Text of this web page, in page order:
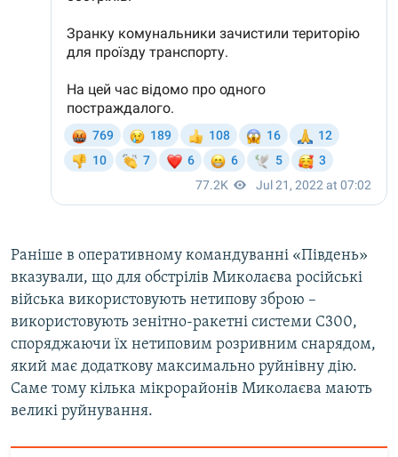
Раніше в оперативному командуванні «Південь»
вказували, що для обстрілів Миколаєва російські
війська використовують нетипову зброю –
використовують зенітно-ракетні системи С300,
споряджаючи їх нетиповим розривним снарядом,
який має додаткову максимально руйнівну дію.
Саме тому кілька мікрорайонів Миколаєва мають
великі руйнування.